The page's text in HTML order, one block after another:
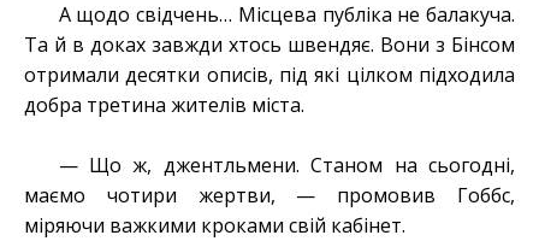
А щодо свідчень… Місцева публіка не балакуча.
Та й в доках завжди хтось швендяє. Вони з Бінсом
отримали десятки описів, під які цілком підходила
добра третина жителів міста.
— Що ж, джентльмени. Станом на сьогодні,
маємо чотири жертви, — промовив Гоббс,
міряючи важкими кроками свій кабінет.